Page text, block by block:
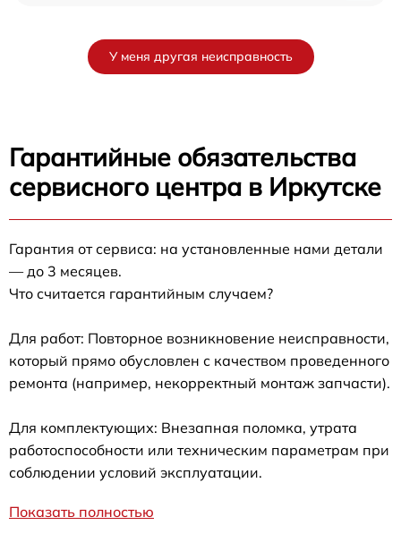
У меня другая неисправность
Гарантийные обязательства
сервисного центра в Иркутске
Гарантия от сервиса: на установленные нами детали
— до 3 месяцев.
Что считается гарантийным случаем?
Для работ: Повторное возникновение неисправности,
который прямо обусловлен с качеством проведенного
ремонта (например, некорректный монтаж запчасти).
Для комплектующих: Внезапная поломка, утрата
работоспособности или техническим параметрам при
соблюдении условий эксплуатации.
Показать полностью